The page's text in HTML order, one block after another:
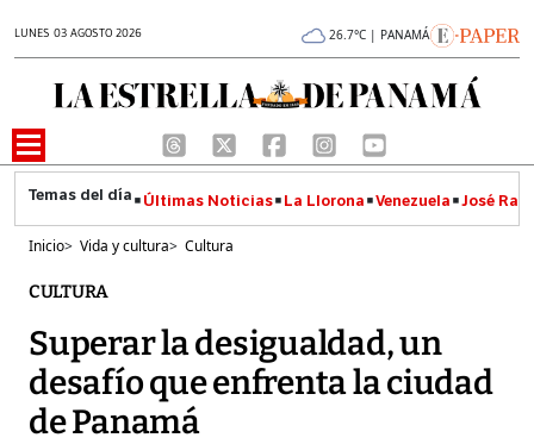
LUNES 03 AGOSTO 2026 26.7°C | PANAMÁ
Últimas Noticias La Llorona Venezuela José
Inicio> Vida y cultura> Cultura
CULTURA
Superar la desigualdad, un
desafío que enfrenta la ciudad
de Panamá